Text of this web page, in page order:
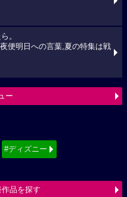
。
便明日への言葉,夏の特集は戦
ー
#ディズニー
品を探す